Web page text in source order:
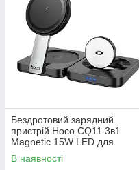
Бездротовий зарядний
пристрій Hoco CQ11 3в1
Magnetic 15W LED для
iPhone AirPods iWatch швидка
зарядка
В наявності